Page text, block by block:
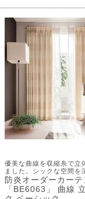
優美な曲線を収縮糸で立
ました。シックな空間を
防炎オーダーカーテ
「BE6063」 曲線